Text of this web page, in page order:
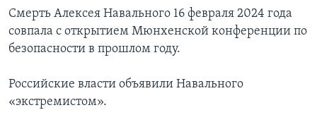
Смерть Алексея Навального 16 февраля 2024 года
совпала с открытием Мюнхенской конференции по
безопасности в прошлом году.
Российские власти объявили Навального
«экстремистом».